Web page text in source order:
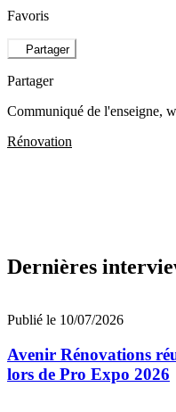
Favoris
Partager
Partager
Communiqué de l'enseigne,
Rénovation
Dernières
Publié le 10/07/2026
Avenir Rénovations
lors de Pro Expo 2026